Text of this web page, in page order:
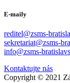
E-maily
reditel@zsms-
sekretariat@zsms-
info@zsms-
Kontaktujte nás
Copyright © 2021